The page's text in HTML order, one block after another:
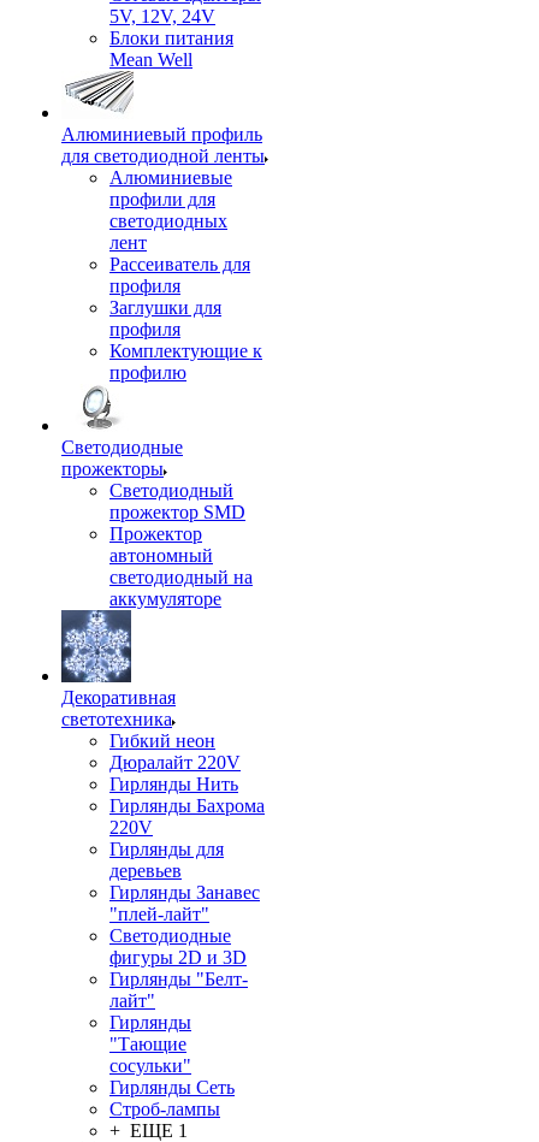
5V, 12V, 24V
Блоки питания
Mean Well
Алюминиевый профиль
для светодиодной ленты
Алюминиевые
профили для
светодиодных
лент
Рассеиватель для
профиля
Заглушки для
профиля
Комплектующие к
профилю
Светодиодные
прожекторы
Светодиодный
прожектор SMD
Прожектор
автономный
светодиодный на
аккумуляторе
Декоративная
светотехника
Гибкий неон
Дюралайт 220V
Гирлянды Нить
Гирлянды Бахрома
220V
Гирлянды для
деревьев
Гирлянды Занавес
"плей-лайт"
Светодиодные
фигуры 2D и 3D
Гирлянды "Белт-
лайт"
Гирлянды
"Тающие
сосульки"
Гирлянды Сеть
Строб-лампы
+ ЕЩЕ 1